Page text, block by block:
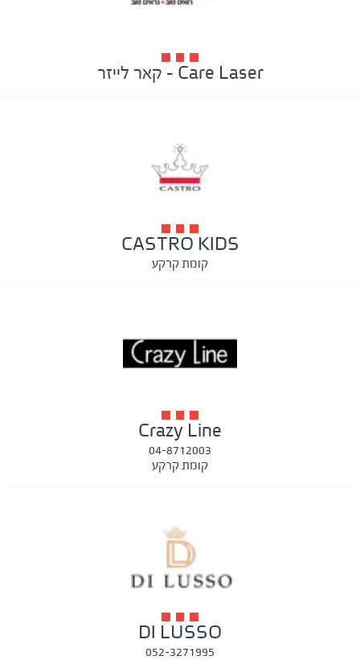
Care Laser - קאר לייזר
CASTRO KIDS
קומת קרקע
Crazy Line
04-8712003
קומת קרקע
DI LUSSO
052-3271995